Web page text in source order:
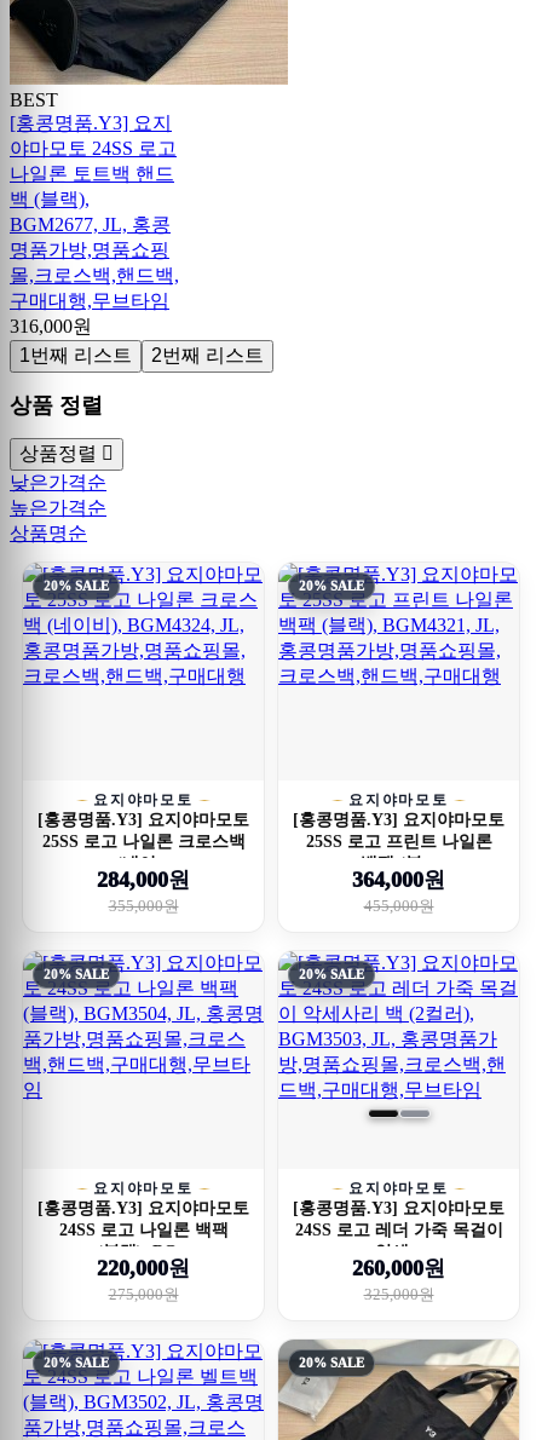
BEST
[홍콩명품.Y3] 요지
야마모토 24SS 로고
나일론 토트백 핸드
백 (블랙),
BGM2677, JL, 홍콩
명품가방,명품쇼핑
몰,크로스백,핸드백,
구매대행,무브타임
316,000원
1번째 리스트
2번째 리스트
상품 정렬
상품정렬
낮은가격순
높은가격순
상품명순
20% SALE
요지야마모토
[홍콩명품.Y3] 요지야마모토
25SS 로고 나일론 크로스백
(네이...
284,000원
355,000원
20% SALE
요지야마모토
[홍콩명품.Y3] 요지야마모토
25SS 로고 프린트 나일론
백팩 (블...
364,000원
455,000원
20% SALE
요지야마모토
[홍콩명품.Y3] 요지야마모토
24SS 로고 나일론 백팩
(블랙), BG...
220,000원
275,000원
20% SALE
요지야마모토
[홍콩명품.Y3] 요지야마모토
24SS 로고 레더 가죽 목걸이
악세...
260,000원
325,000원
20% SALE 20% SALE